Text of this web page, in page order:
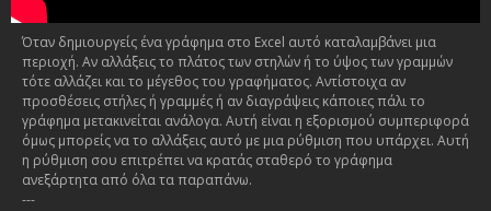
Όταν δημιουργείς ένα γράφημα στο Excel αυτό καταλαμβάνει μια
περιοχή. Αν αλλάξεις το πλάτος των στηλών ή το ύψος των γραμμών
τότε αλλάζει και το μέγεθος του γραφήματος. Αντίστοιχα αν
προσθέσεις στήλες ή γραμμές ή αν διαγράψεις κάποιες πάλι το
γράφημα μετακινείται ανάλογα. Αυτή είναι η εξορισμού συμπεριφορά
όμως μπορείς να το αλλάξεις αυτό με μια ρύθμιση που υπάρχει. Αυτή
η ρύθμιση σου επιτρέπει να κρατάς σταθερό το γράφημα
ανεξάρτητα από όλα τα παραπάνω.
---